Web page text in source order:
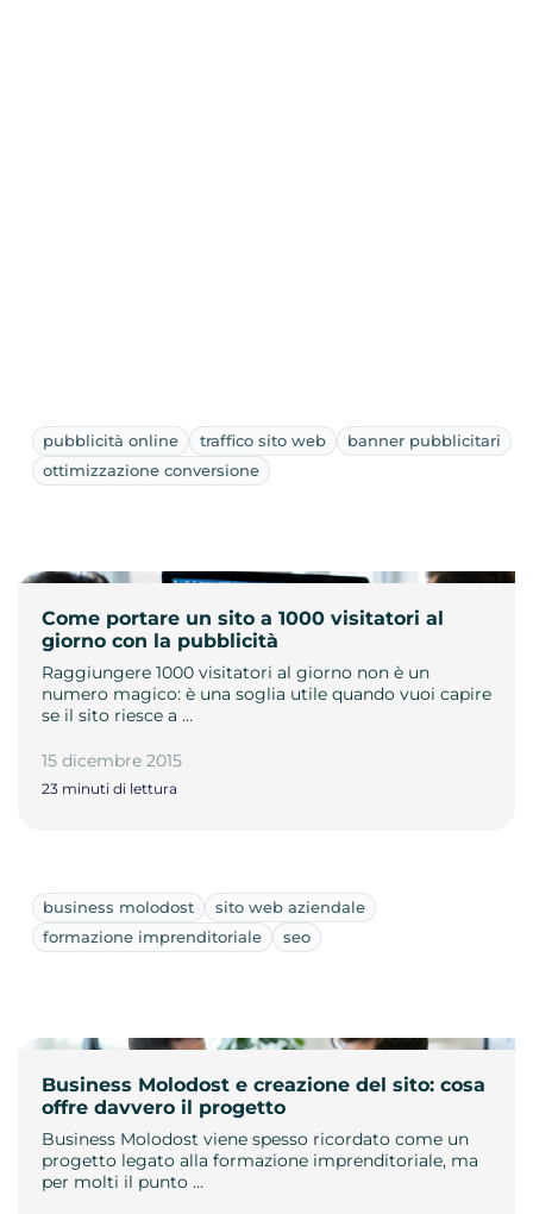
pubblicità online traffico sito web
banner pubblicitari
ottimizzazione conversione
Come portare un sito a 1000 visitatori al
giorno con la pubblicità
Raggiungere 1000 visitatori al giorno non è un
numero magico: è una soglia utile quando vuoi capire
se il sito riesce a …
15 dicembre 2015
23 minuti di lettura
business molodost
sito web aziendale
formazione imprenditoriale
seo
Business Molodost e creazione del sito: cosa
offre davvero il progetto
Business Molodost viene spesso ricordato come un
progetto legato alla formazione imprenditoriale, ma
per molti il punto …